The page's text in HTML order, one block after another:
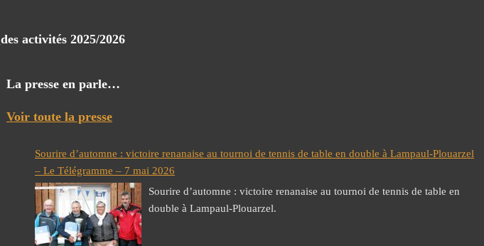
des activités 2025/2026
La presse en parle…
Voir toute la presse
Sourire d’automne : victoire renanaise au tournoi de tennis de table en double à Lampaul-Plouarzel
– Le Télégramme – 7 mai 2026
Sourire d’automne : victoire renanaise au tournoi de tennis de table en
double à Lampaul-Plouarzel.